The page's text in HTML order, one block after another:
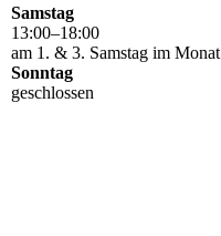
Samstag
13:00–18:00
am 1. & 3. Samstag im Monat
Sonntag
geschlossen